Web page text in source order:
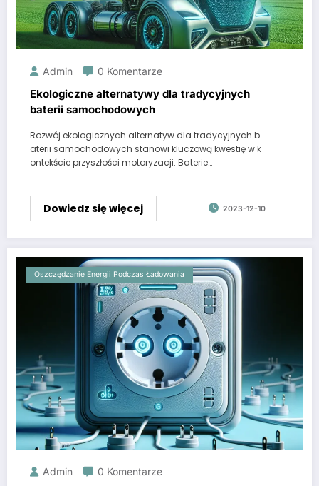
Admin 0 Komentarze
Ekologiczne alternatywy dla tradycyjnych
baterii samochodowych
Rozwój ekologicznych alternatyw dla tradycyjnych b
aterii samochodowych stanowi kluczową kwestię w k
ontekście przyszłości motoryzacji. Baterie…
Dowiedz się więcej 2023-12-10
Oszczędzanie Energii Podczas Ładowania
Admin 0 Komentarze